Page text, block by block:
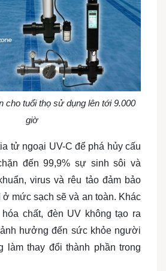
cho tuổi thọ sử dụng lên tới 9.000
giờ
tử ngoại UV-C để phá hủy cấu
đến 99,9% sự sinh sôi và
virus và rêu tảo đảm bảo
mức sạch sẽ và an toàn. Khác
chất, đèn UV không tạo ra
hưởng đến sức khỏe người
làm thay đổi thành phần trong